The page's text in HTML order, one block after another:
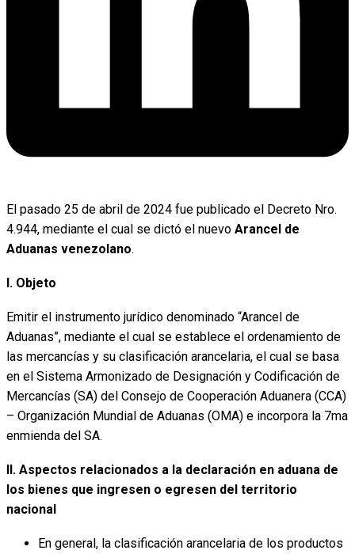
El pasado 25 de abril de 2024 fue publicado el Decreto Nro.
4.944, mediante el cual se dictó el nuevo Arancel de
Aduanas venezolano.
I. Objeto
Emitir el instrumento jurídico denominado “Arancel de
Aduanas”, mediante el cual se establece el ordenamiento de
las mercancías y su clasificación arancelaria, el cual se basa
en el Sistema Armonizado de Designación y Codificación de
Mercancías (SA) del Consejo de Cooperación Aduanera (CCA)
– Organización Mundial de Aduanas (OMA) e incorpora la 7ma
enmienda del SA.
II. Aspectos relacionados a la declaración en aduana de
los bienes que ingresen o egresen del territorio
nacional
En general, la clasificación arancelaria de los productos